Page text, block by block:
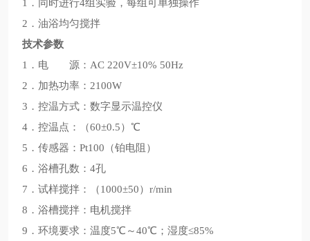
1．同时进行4组实验，每组可单独操作
2．油浴均匀搅拌
技术参数
1．电 源：AC 220V±10% 50Hz
2．加热功率：2100W
3．控温方式：数字显示温控仪
4．控温点：（60±0.5）℃
5．传感器：Pt100（铂电阻）
6．浴槽孔数：4孔
7．试样搅拌：（1000±50）r/min
8．浴槽搅拌：电机搅拌
9．环境要求：温度5℃～40℃；湿度≤85%